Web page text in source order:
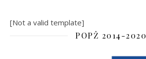
[Not a valid template]
POPŻ 2014-2020